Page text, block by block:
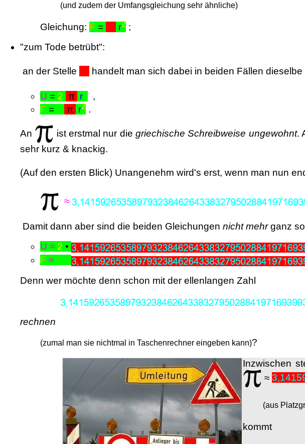
(und zudem der Umfangsgleichung sehr ähnliche)
Gleichung: F = r2 ;
"zum Tode betrübt":
an der Stelle handelt man sich dabei in beiden Fällen dieselbe
U = 2 π r
,
F = π r2 .
An ist erstmal nur diegriechische Schreibweise ungewohnt.
sehr kurz & knackig.
(Auf den ersten Blick) Unangenehm wird's erst, wenn man nun
≈
Damit dann aber sind die beiden Gleichungen nicht mehrganz
U ≈ 2 •
F ≈
Denn wer möchte denn schon mit der ellenlangen Zahl
rechnen
(zumal man sie nichtmal in Taschenrechner eingeben kann)?
Inzwischen
≈
(aus
kommt